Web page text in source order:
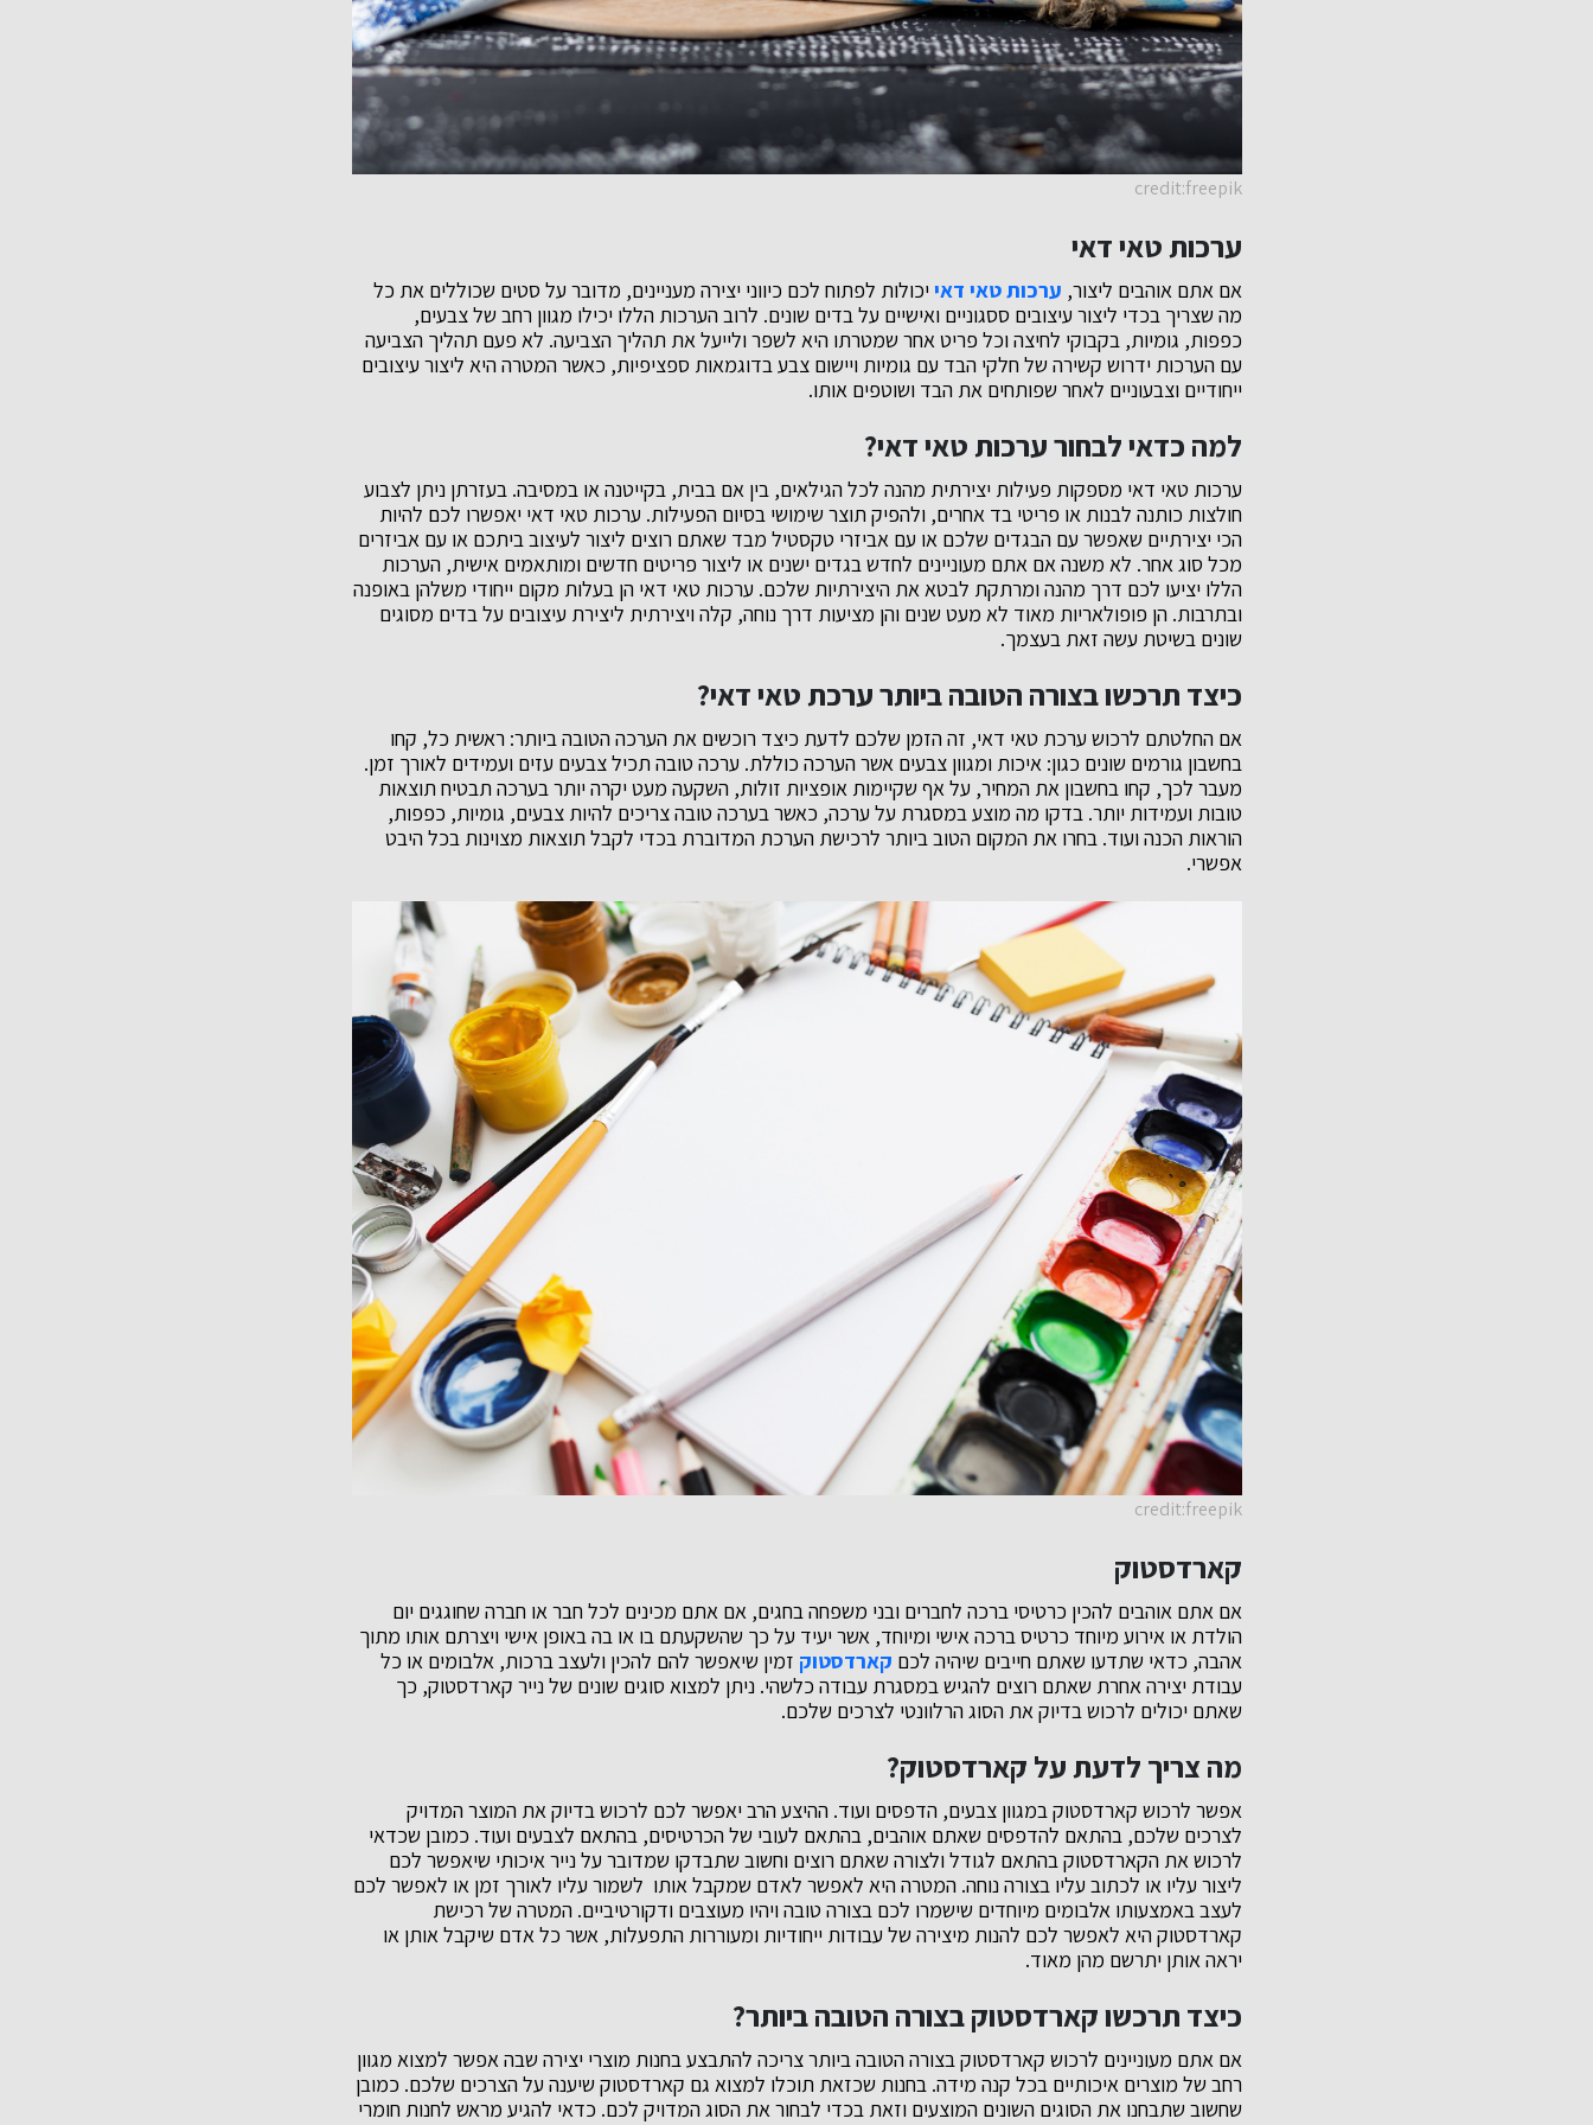
credit:freepik
ערכות טאי דאי
אם אתם אוהבים ליצור, ערכות טאי דאי יכולות לפתוח לכם כיווני יצירה מעניינים, מדובר על סטים שכוללים את כל
מה שצריך בכדי ליצור עיצובים ססגוניים ואישיים על בדים שונים. לרוב הערכות הללו יכילו מגוון רחב של צבעים,
כפפות, גומיות, בקבוקי לחיצה וכל פריט אחר שמטרתו היא לשפר ולייעל את תהליך הצביעה. לא פעם תהליך הצביעה
עם הערכות ידרוש קשירה של חלקי הבד עם גומיות ויישום צבע בדוגמאות ספציפיות, כאשר המטרה היא ליצור עיצובים
ייחודיים וצבעוניים לאחר שפותחים את הבד ושוטפים אותו.
למה כדאי לבחור ערכות טאי דאי?
ערכות טאי דאי מספקות פעילות יצירתית מהנה לכל הגילאים, בין אם בבית, בקייטנה או במסיבה. בעזרתן ניתן לצבוע
חולצות כותנה לבנות או פריטי בד אחרים, ולהפיק תוצר שימושי בסיום הפעילות. ערכות טאי דאי יאפשרו לכם להיות
הכי יצירתיים שאפשר עם הבגדים שלכם או עם אביזרי טקסטיל מבד שאתם רוצים ליצור לעיצוב ביתכם או עם אביזרים
מכל סוג אחר. לא משנה אם אתם מעוניינים לחדש בגדים ישנים או ליצור פריטים חדשים ומותאמים אישית, הערכות
הללו יציעו לכם דרך מהנה ומרתקת לבטא את היצירתיות שלכם. ערכות טאי דאי הן בעלות מקום ייחודי משלהן באופנה
ובתרבות. הן פופולאריות מאוד לא מעט שנים והן מציעות דרך נוחה, קלה ויצירתית ליצירת עיצובים על בדים מסוגים
שונים בשיטת עשה זאת בעצמך.
כיצד תרכשו בצורה הטובה ביותר ערכת טאי דאי?
אם החלטתם לרכוש ערכת טאי דאי, זה הזמן שלכם לדעת כיצד רוכשים את הערכה הטובה ביותר: ראשית כל, קחו
בחשבון גורמים שונים כגון: איכות ומגוון צבעים אשר הערכה כוללת. ערכה טובה תכיל צבעים עזים ועמידים לאורך זמן.
מעבר לכך, קחו בחשבון את המחיר, על אף שקיימות אופציות זולות, השקעה מעט יקרה יותר בערכה תבטיח תוצאות
טובות ועמידות יותר. בדקו מה מוצע במסגרת על ערכה, כאשר בערכה טובה צריכים להיות צבעים, גומיות, כפפות,
הוראות הכנה ועוד. בחרו את המקום הטוב ביותר לרכישת הערכת המדוברת בכדי לקבל תוצאות מצוינות בכל היבט
אפשרי.
credit:freepik
קארדסטוק
אם אתם אוהבים להכין כרטיסי ברכה לחברים ובני משפחה בחגים, אם אתם מכינים לכל חבר או חברה שחוגגים יום
הולדת או אירוע מיוחד כרטיס ברכה אישי ומיוחד, אשר יעיד על כך שהשקעתם בו או בה באופן אישי ויצרתם אותו מתוך
אהבה, כדאי שתדעו שאתם חייבים שיהיה לכם קארדסטוק זמין שיאפשר להם להכין ולעצב ברכות, אלבומים או כל
עבודת יצירה אחרת שאתם רוצים להגיש במסגרת עבודה כלשהי. ניתן למצוא סוגים שונים של נייר קארדסטוק, כך
שאתם יכולים לרכוש בדיוק את הסוג הרלוונטי לצרכים שלכם.
מה צריך לדעת על קארדסטוק?
אפשר לרכוש קארדסטוק במגוון צבעים, הדפסים ועוד. ההיצע הרב יאפשר לכם לרכוש בדיוק את המוצר המדויק
לצרכים שלכם, בהתאם להדפסים שאתם אוהבים, בהתאם לעובי של הכרטיסים, בהתאם לצבעים ועוד. כמובן שכדאי
לרכוש את הקארדסטוק בהתאם לגודל ולצורה שאתם רוצים וחשוב שתבדקו שמדובר על נייר איכותי שיאפשר לכם
ליצור עליו או לכתוב עליו בצורה נוחה. המטרה היא לאפשר לאדם שמקבל אותו לשמור עליו לאורך זמן או לאפשר לכם
לעצב באמצעותו אלבומים מיוחדים שישמרו לכם בצורה טובה ויהיו מעוצבים ודקורטיביים. המטרה של רכישת
קארדסטוק היא לאפשר לכם להנות מיצירה של עבודות ייחודיות ומעוררות התפעלות, אשר כל אדם שיקבל אותן או
יראה אותן יתרשם מהן מאוד.
כיצד תרכשו קארדסטוק בצורה הטובה ביותר?
אם אתם מעוניינים לרכוש קארדסטוק בצורה הטובה ביותר צריכה להתבצע בחנות מוצרי יצירה שבה אפשר למצוא מגוון
רחב של מוצרים איכותיים בכל קנה מידה. בחנות שכזאת תוכלו למצוא גם קארדסטוק שיענה על הצרכים שלכם. כמובן
שחשוב שתבחנו את הסוגים השונים המוצעים וזאת בכדי לבחור את הסוג המדויק לכם. כדאי להגיע מראש לחנות חומרי